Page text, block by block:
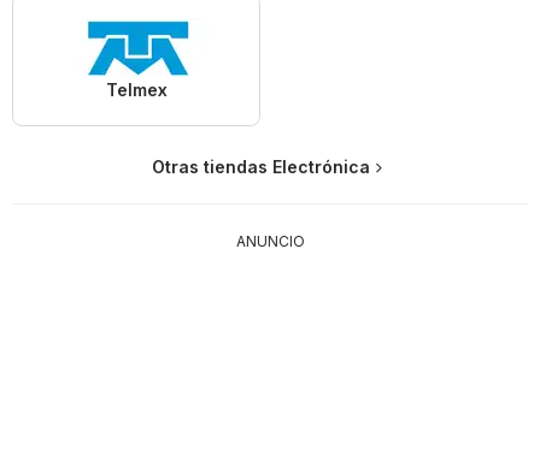
Telmex
Otras tiendas Electrónica
ANUNCIO